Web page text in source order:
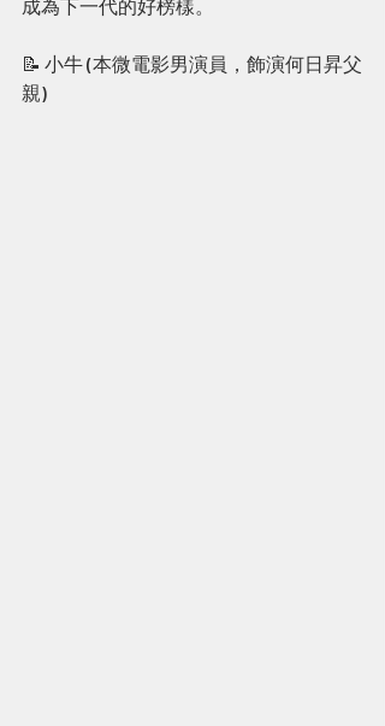
成為下一代的好榜樣。
📝 小牛 (本微電影男演員，飾演何日昇父
親)